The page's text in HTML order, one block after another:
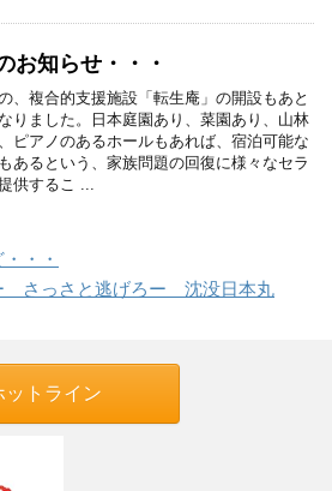
お知らせ・・・
、複合的支援施設「転生庵」の開設もあと
りました。日本庭園あり、菜園あり、山林
ピアノのあるホールもあれば、宿泊可能な
あるという、家族問題の回復に様々なセラ
供するこ ...
・・
さっさと逃げろー 沈没日本丸
トライン